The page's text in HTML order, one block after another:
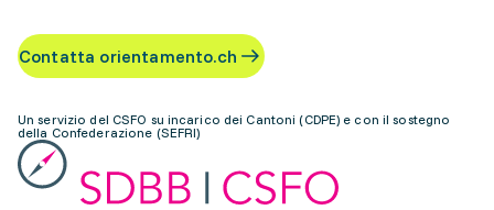
Contatta orientamento.ch
Un servizio del CSFO su incarico dei Cantoni (CDPE) e con il sostegno
della Confederazione (SEFRI)